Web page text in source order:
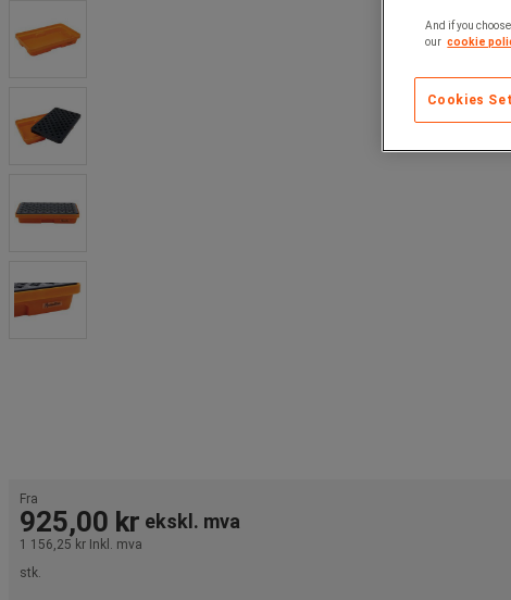
Fra
925,00 kr ekskl. mva
1 156,25 kr Inkl. mva
stk.
And if you
our cookie
Cookies